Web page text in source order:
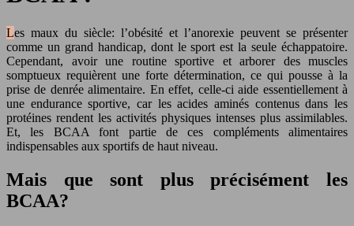
Les maux du siècle: l’obésité et l’anorexie peuvent se présenter
comme un grand handicap, dont le sport est la seule échappatoire.
Cependant, avoir une routine sportive et arborer des muscles
somptueux requièrent une forte détermination, ce qui pousse à la
prise de denrée alimentaire. En effet, celle-ci aide essentiellement à
une endurance sportive, car les acides aminés contenus dans les
protéines rendent les activités physiques intenses plus assimilables.
Et, les BCAA font partie de ces compléments alimentaires
indispensables aux sportifs de haut niveau.
Mais que sont plus précisément les
BCAA?